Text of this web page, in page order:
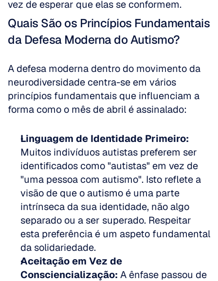
vez de esperar que elas se conformem.
Quais São os Princípios Fundamentais
da Defesa Moderna do Autismo?
A defesa moderna dentro do movimento da
neurodiversidade centra-se em vários
princípios fundamentais que influenciam a
forma como o mês de abril é assinalado:
Linguagem de Identidade Primeiro:
Muitos indivíduos autistas preferem ser
identificados como "autistas" em vez de
"uma pessoa com autismo". Isto reflete a
visão de que o autismo é uma parte
intrínseca da sua identidade, não algo
separado ou a ser superado. Respeitar
esta preferência é um aspeto fundamental
da solidariedade.
Aceitação em Vez de
Consciencialização: A ênfase passou de